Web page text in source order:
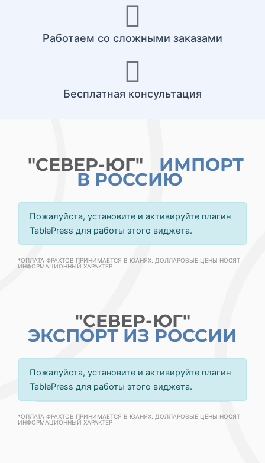
Работаем со сложными заказами
Бесплатная консультация
"СЕВЕР-ЮГ" ИМПОРТ
В РОССИЮ
Пожалуйста, установите и активируйте плагин
TablePress для работы этого виджета.
*ОПЛАТА ФРАХТОВ ПРИНИМАЕТСЯ В ЮАНЯХ. ДОЛЛАРОВЫЕ ЦЕНЫ НОСЯТ
ИНФОРМАЦИОННЫЙ ХАРАКТЕР
"СЕВЕР-ЮГ"
ЭКСПОРТ ИЗ РОССИИ
Пожалуйста, установите и активируйте плагин
TablePress для работы этого виджета.
*ОПЛАТА ФРАХТОВ ПРИНИМАЕТСЯ В ЮАНЯХ. ДОЛЛАРОВЫЕ ЦЕНЫ НОСЯТ
ИНФОРМАЦИОННЫЙ ХАРАКТЕР